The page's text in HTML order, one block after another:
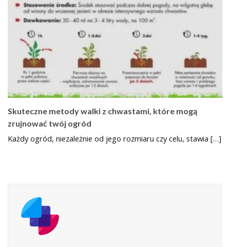
Skuteczne metody walki z chwastami, które mogą
zrujnować twój ogród
Każdy ogród, niezależnie od jego rozmiaru czy celu, stawia […]